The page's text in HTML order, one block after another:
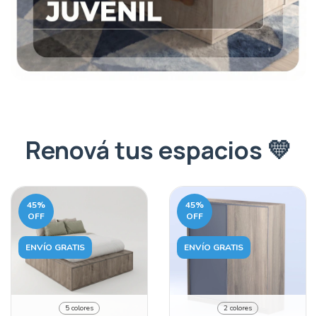
Renová tus espacios 💛
45%
OFF
ENVÍO GRATIS
5 colores
45%
OFF
ENVÍO GRATIS
2 colores